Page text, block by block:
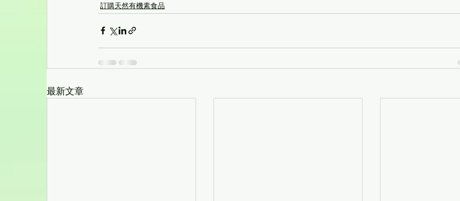
訂購天然有機素食品
最新文章